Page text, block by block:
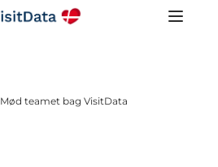
Mød teamet bag VisitData